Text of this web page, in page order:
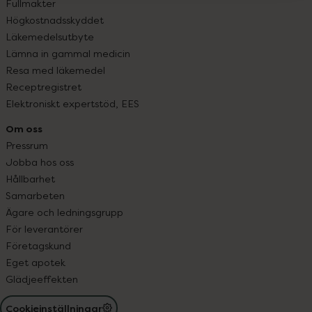
Fullmakter
Högkostnadsskyddet
Läkemedelsutbyte
Lämna in gammal medicin
Resa med läkemedel
Receptregistret
Elektroniskt expertstöd, EES
Om oss
Pressrum
Jobba hos oss
Hållbarhet
Samarbeten
Ägare och ledningsgrupp
För leverantörer
Företagskund
Eget apotek
Glädjeeffekten
Cookieinställningar